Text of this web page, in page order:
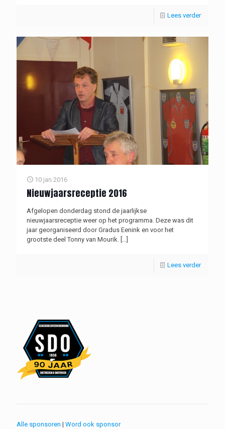
Lees verder
10 jan 2016
Nieuwjaarsreceptie 2016
Afgelopen donderdag stond de jaarlijkse
nieuwjaarsreceptie weer op het programma. Deze was dit
jaar georganiseerd door Gradus Eenink en voor het
grootste deel Tonny van Mourik. […]
Lees verder
Alle sponsoren | Word ook sponsor